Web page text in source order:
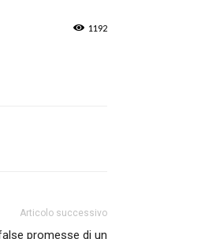
1192
Articolo successivo
promesse di un